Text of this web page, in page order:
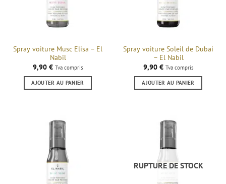
Spray voiture Musc Elisa – El
Nabil
9,90 € Tva compris
AJOUTER AU PANIER
Spray voiture Soleil de Dubai
– El Nabil
9,90 € Tva compris
AJOUTER AU PANIER
RUPTURE DE STOCK